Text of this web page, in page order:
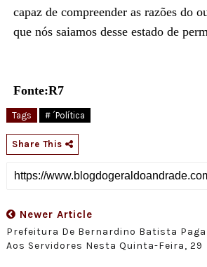
capaz de compreender as razões do
que nós saiamos desse estado de
Fonte:R7
Tags # ´Política
Share This
Newer Article
Prefeitura De Bernardino Batista Paga
Aos Servidores Nesta Quinta-Feira, 29